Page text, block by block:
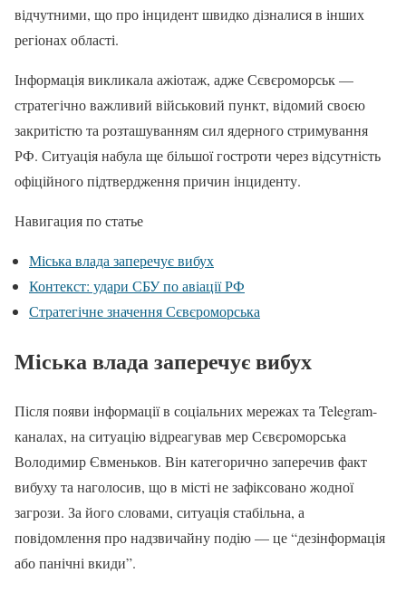
відчутними, що про інцидент швидко дізналися в інших
регіонах області.
Інформація викликала ажіотаж, адже Сєвєроморськ —
стратегічно важливий військовий пункт, відомий своєю
закритістю та розташуванням сил ядерного стримування
РФ. Ситуація набула ще більшої гостроти через відсутність
офіційного підтвердження причин інциденту.
Навигация по статье
Міська влада заперечує вибух
Контекст: удари СБУ по авіації РФ
Стратегічне значення Сєвєроморська
Міська влада заперечує вибух
Після появи інформації в соціальних мережах та Telegram-
каналах, на ситуацію відреагував мер Сєвєроморська
Володимир Євменьков. Він категорично заперечив факт
вибуху та наголосив, що в місті не зафіксовано жодної
загрози. За його словами, ситуація стабільна, а
повідомлення про надзвичайну подію — це “дезінформація
або панічні вкиди”.